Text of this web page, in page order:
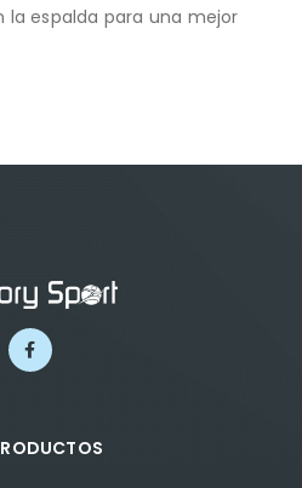
espalda para una mejor